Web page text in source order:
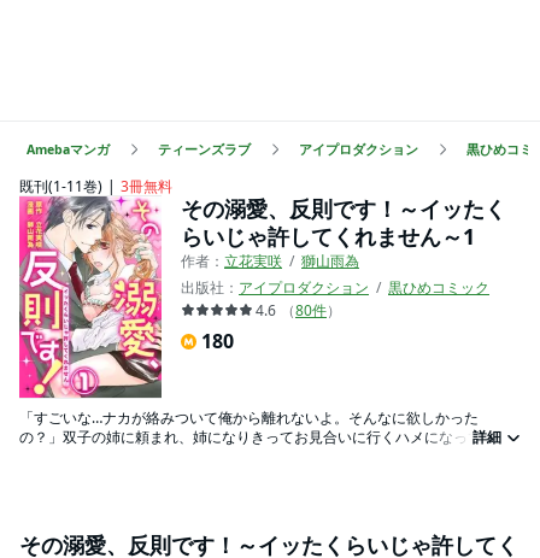
Amebaマンガ ティーンズラブ アイプロダクション 黒ひめコミ
既刊(1-11巻) 3冊無料
その溺愛、反則です！～イッたく
らいじゃ許してくれません～1
作者： 立花実咲
獅山雨為
出版社： アイプロダクション
黒ひめコミック
4.6
（80件）
180
「すごいな…ナカが絡みついて俺から離れないよ。そんなに欲しかった
の？」双子の姉に頼まれ、姉になりきってお見合いに行くハメになってしま
しれない。）（…夢でもいい。このまま、その腕に抱かれたい…）この始まり
は偶然？ それとも必然？ 極秘の甘々オフィスラブには、信じられない波
詳細
その溺愛、反則です！～イッたくらいじゃ許してく